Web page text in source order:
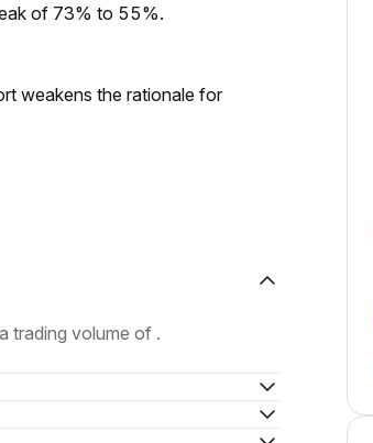
of 73% to 55%.
weakens the rationale for
trading volume of .